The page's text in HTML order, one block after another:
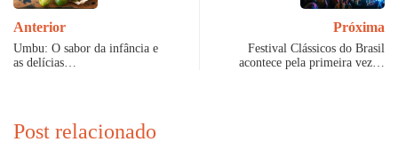
Anterior
Umbu: O sabor da infância e
as delícias…
Próxima
Festival Clássicos do Brasil
acontece pela primeira vez…
Post relacionado